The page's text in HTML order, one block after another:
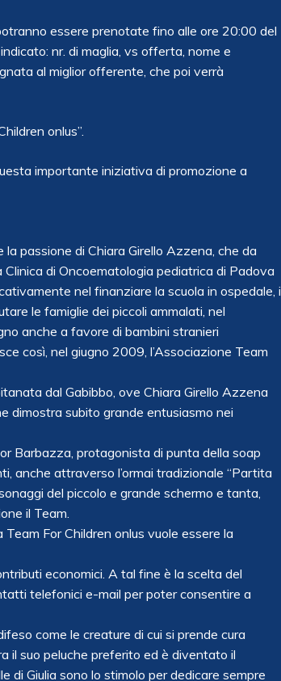
essere prenotate fino alle ore 20:00 del
nr. di maglia, vs offerta, nome e
al miglior offerente, che poi verrà
onlus”.
importante iniziativa di promozione a
passione di Chiara Girello Azzena, che da
di Oncoematologia pediatrica di Padova
nel finanziare la scuola in ospedale, i
le famiglie dei piccoli ammalati, nel
anche a favore di bambini stranieri
così, nel giugno 2009, l’Associazione Team
dal Gabibbo, ove Chiara Girello Azzena
dimostra subito grande entusiasmo nei
Barbazza, protagonista di punta della soap
anche attraverso l’ormai tradizionale “Partita
del piccolo e grande schermo e tanta,
il Team.
For Children onlus vuole essere la
economici. A tal fine è la scelta del
telefonici e-mail per poter consentire a
come le creature di cui si prende cura
il suo peluche preferito ed è diventato il
di Giulia sono lo stimolo per dedicare sempre